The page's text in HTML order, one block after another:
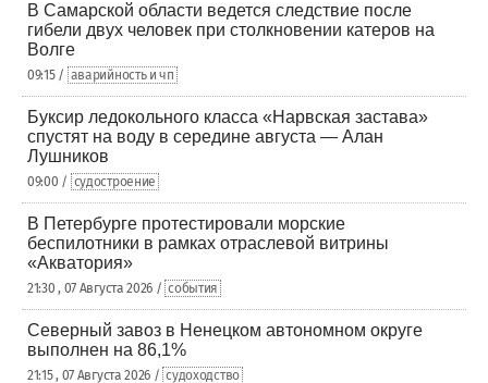
В Самарской области ведется следствие после
гибели двух человек при столкновении катеров на
Волге
09:15 / аварийность и чп
Буксир ледокольного класса «Нарвская застава»
спустят на воду в середине августа — Алан
Лушников
09:00 / судостроение
В Петербурге протестировали морские
беспилотники в рамках отраслевой витрины
«Акватория»
21:30 , 07 Августа 2026 / события
Северный завоз в Ненецком автономном округе
выполнен на 86,1%
21:15 , 07 Августа 2026 / судоходство